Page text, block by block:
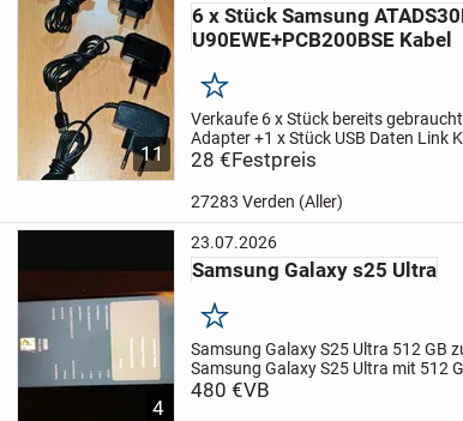
11
6 x Stück Samsung
U90EWE+PCB200BSE Kabel
Merken
Verkaufe 6 x Stück bereits
Adapter +1 x Stück USB Daten Link
abgebildet.3 x original Samsung
Passend für Samsung...
28 €Festpreis
27283 Verden (Aller)
4
23.07.2026
Samsung Galaxy s25 Ultra
Merken
Samsung Galaxy S25 Ultra 512 GB
Samsung Galaxy S25 Ultra mit 512
funktionsfähig und befindet sich in
480 €VB